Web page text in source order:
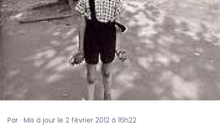
Par · Mis à jour le 2 février 2012 à 16h22